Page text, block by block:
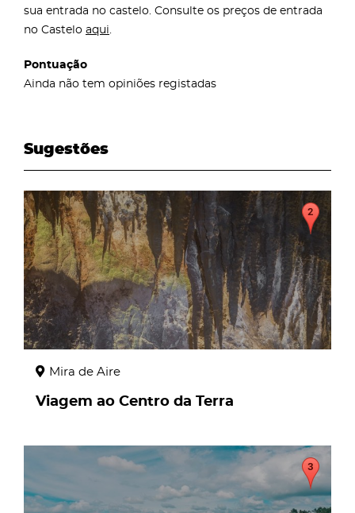
sua entrada no castelo. Consulte os preços de entrada
no Castelo aqui.
Pontuação
Ainda não tem opiniões registadas
Sugestões
page
Mira de Aire
Viagem ao Centro da Terra